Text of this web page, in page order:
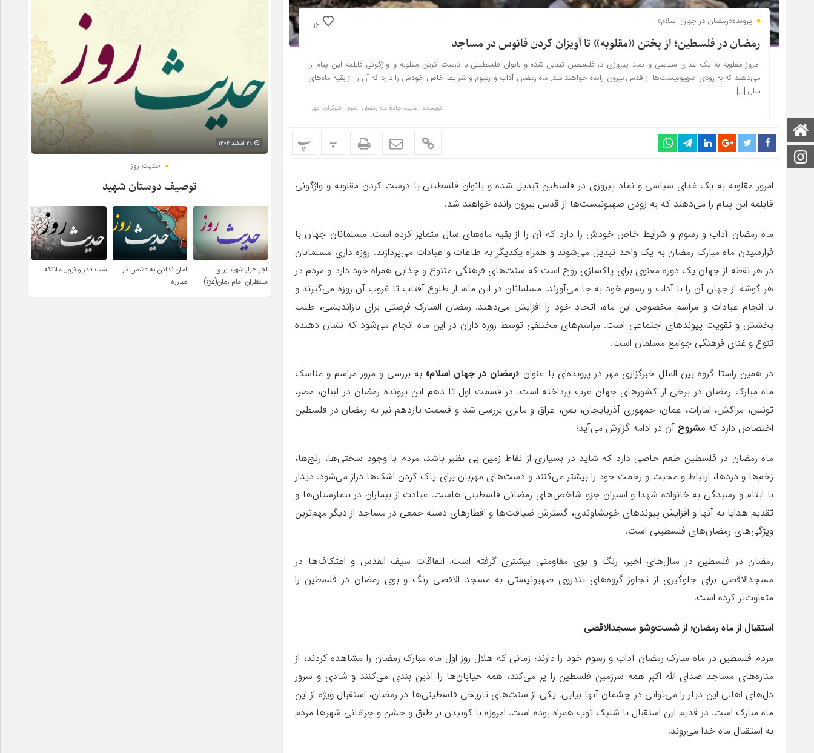
اینستاگرام
16 پرونده«رمضان در جهان اسلام»
رمضان در فلسطین؛ از پختن «مقلوبه» تا آویزان کردن فانوس در مساجد
امروز مقلوبه به یک غذای سیاسی و نماد پیروزی در فلسطین تبدیل شده و بانوان فلسطینی با درست کردن مقلوبه و واژگونی قابلمه این پیام را
می‌دهند که به زودی صهیونیست‌ها از قدس بیرون رانده خواهند شد. ماه رمضان آداب و رسوم و شرایط خاص خودش را دارد که آن را از بقیه ماه‌های
سال […]
نویسنده : سایت جامع ماه رمضان منبع : خبرگزاری مهر
پ پ
امروز مقلوبه به یک غذای سیاسی و نماد پیروزی در فلسطین تبدیل شده و بانوان فلسطینی با درست کردن مقلوبه و واژگونی
قابلمه این پیام را می‌دهند که به زودی صهیونیست‌ها از قدس بیرون رانده خواهند شد.
ماه رمضان آداب و رسوم و شرایط خاص خودش را دارد که آن را از بقیه ماه‌های سال متمایز کرده است. مسلمانان جهان با
فرارسیدن ماه مبارک رمضان به یک واحد تبدیل می‌شوند و همراه یکدیگر به طاعات و عبادات می‌پردازند. روزه داری مسلمانان
در هر نقطه از جهان یک دوره معنوی برای پاکسازی روح است که سنت‌های فرهنگی متنوع و جذابی همراه خود دارد و مردم در
هر گوشه از جهان آن را با آداب و رسوم خود به جا می‌آورند. مسلمانان در این ماه، از طلوع آفتاب تا غروب آن روزه می‌گیرند و
با انجام عبادات و مراسم مخصوص این ماه، اتحاد خود را افزایش می‌دهند. رمضان المبارک فرصتی برای بازاندیشی، طلب
بخشش و تقویت پیوندهای اجتماعی است. مراسم‌های مختلفی توسط روزه داران در این ماه انجام می‌شود که نشان دهنده
تنوع و غنای فرهنگی جوامع مسلمان است.
در همین راستا گروه بین الملل خبرگزاری مهر در پرونده‌ای با عنوان «رمضان در جهان اسلام» به بررسی و مرور مراسم و مناسک
ماه مبارک رمضان در برخی از کشورهای جهان عرب پرداخته است. در قسمت اول تا دهم این پرونده رمضان در لبنان، مصر،
تونس، مراکش، امارات، عمان، جمهوری آذربایجان، یمن، عراق و مالزی بررسی شد و قسمت یازدهم نیز به رمضان در فلسطین
اختصاص دارد که مشروح آن در ادامه گزارش می‌آید؛
ماه رمضان در فلسطین طعم خاصی دارد که شاید در بسیاری از نقاط زمین بی نظیر باشد، مردم با وجود سختی‌ها، رنج‌ها،
زخم‌ها و دردها، ارتباط و محبت و رحمت خود را بیشتر می‌کنند و دست‌های مهربان برای پاک کردن اشک‌ها دراز می‌شود. دیدار
با ایتام و رسیدگی به خانواده شهدا و اسیران جزو شاخص‌های رمضانی فلسطینی هاست. عیادت از بیماران در بیمارستان‌ها و
تقدیم هدایا به آنها و افزایش پیوندهای خویشاوندی، گسترش ضیافت‌ها و افطارهای دسته جمعی در مساجد از دیگر مهم‌ترین
ویژگی‌های رمضان‌های فلسطینی است.
رمضان در فلسطین در سال‌های اخیر، رنگ و بوی مقاومتی بیشتری گرفته است. اتفاقات سیف القدس و اعتکاف‌ها در
مسجدالاقصی برای جلوگیری از تجاوز گروه‌های تندروی صهیونیستی به مسجد الاقصی رنگ و بوی رمضان در فلسطین را
متفاوت‌تر کرده است.
استقبال از ماه رمضان؛ از شست‌وشو مسجدالاقصی
مردم فلسطین در ماه مبارک رمضان آداب و رسوم خود را دارند؛ زمانی که هلال روز اول ماه مبارک رمضان را مشاهده کردند، از
مناره‌های مساجد صدای الله اکبر همه سرزمین فلسطین را پر می‌کند، همه خیابان‌ها را آذین بندی می‌کنند و شادی و سرور
دل‌های اهالی این دیار را می‌توانی در چشمان آنها بیابی. یکی از سنت‌های تاریخی فلسطینی‌ها در رمضان، استقبال ویژه از این
ماه مبارک است. در قدیم این استقبال با شلیک توپ همراه بوده است. امروزه با کوبیدن بر طبق و جشن و چراغانی شهرها مردم
به استقبال ماه خدا می‌روند.
حدیث روز
توصیف دوستان شهید
اجر هزار شهید برای
منتظران امام زمان(عج)
امان ندادن به دشمن در
مبارزه
شب قدر و نزول ملائکه